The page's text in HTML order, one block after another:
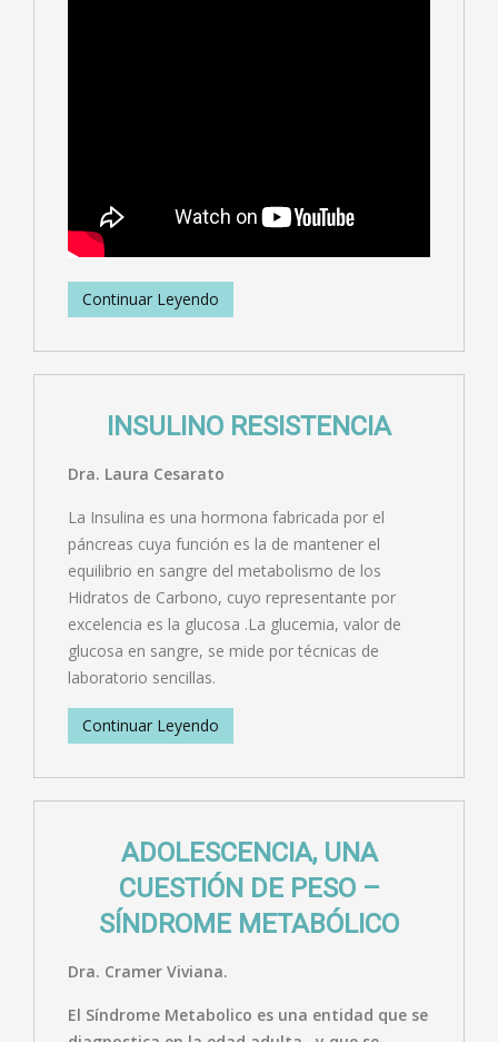
Continuar Leyendo
INSULINO RESISTENCIA
Dra. Laura Cesarato
La Insulina es una hormona fabricada por el
páncreas cuya función es la de mantener el
equilibrio en sangre del metabolismo de los
Hidratos de Carbono, cuyo representante por
excelencia es la glucosa .La glucemia, valor de
glucosa en sangre, se mide por técnicas de
laboratorio sencillas.
Continuar Leyendo
ADOLESCENCIA, UNA
CUESTIÓN DE PESO –
SÍNDROME METABÓLICO
Dra. Cramer Viviana.
El Síndrome Metabolico es una entidad que se